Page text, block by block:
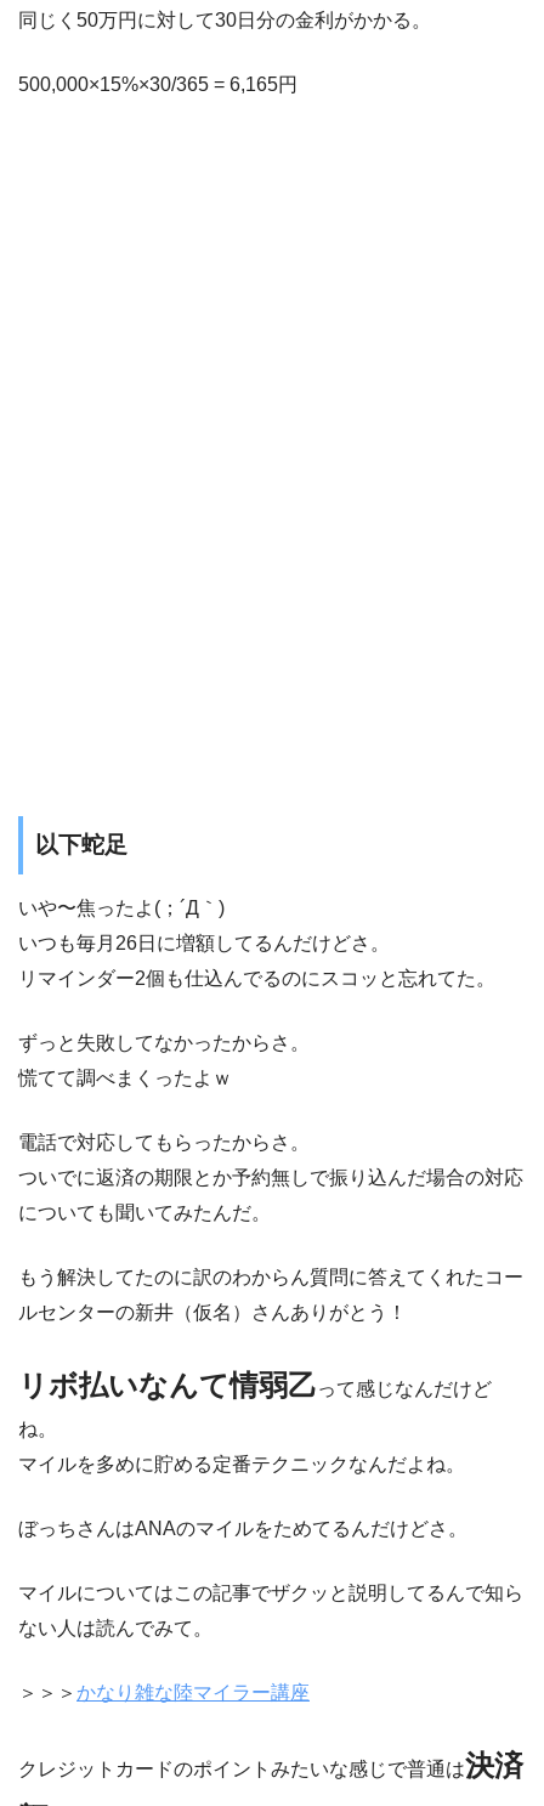
同じく50万円に対して30日分の金利がかかる。
500,000×15%×30/365 = 6,165円
以下蛇足
いや〜焦ったよ(；´Д｀)
いつも毎月26日に増額してるんだけどさ。
リマインダー2個も仕込んでるのにスコッと忘れてた。
ずっと失敗してなかったからさ。
慌てて調べまくったよｗ
電話で対応してもらったからさ。
ついでに返済の期限とか予約無しで振り込んだ場合の対応
についても聞いてみたんだ。
もう解決してたのに訳のわからん質問に答えてくれたコー
ルセンターの新井（仮名）さんありがとう！
リボ払いなんて情弱乙って感じなんだけど
ね。
マイルを多めに貯める定番テクニックなんだよね。
ぼっちさんはANAのマイルをためてるんだけどさ。
マイルについてはこの記事でザクッと説明してるんで知ら
ない人は読んでみて。
＞＞＞ かなり雑な陸マイラー講座
クレジットカードのポイントみたいな感じで普通は決済